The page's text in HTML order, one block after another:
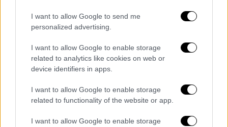
I want to allow Google to send me
personalized advertising.
I want to allow Google to enable storage
related to analytics like cookies on web or
device identifiers in apps.
I want to allow Google to enable storage
related to functionality of the website or app.
I want to allow Google to enable storage
Για την Πολωνία ξεχώρισε ο Τζόρνταν Λόιντ
με 28 πόντους, 3 ριμπάουντ, 1 ασίστ, 1
κλέψιμο και 1 μπλοκ σε 35:12 αλλά και ο
Ματέους Πονίτκα, ο οποίος σε 35:09 είχε 19
και 2 μπλοκ. Διψήφιος ήταν και ο Μίχαλ
Σοκολόφσκι με 10 πόντους, 1 ριμπάουντ, 1
ασίστ και 1 κλέψιμο.